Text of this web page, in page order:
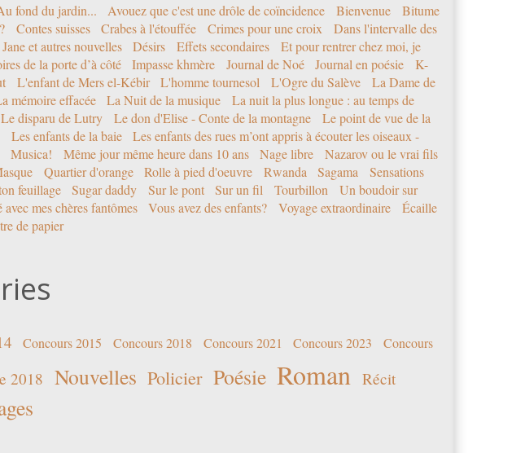
fond du jardin... Avouez que c'est une drôle de coïncidence Bienvenue
Bitume
Contes suisses Crabes à l'étouffée Crimes pour une croix
Dans l'intervalle des
et autres nouvelles Désirs Effets secondaires
Et pour rentrer chez moi, je
de la porte d’à côté Impasse khmère Journal de Noé Journal en poésie
K-
L'enfant de Mers el-Kébir L'homme tournesol L'Ogre du Salève
La Dame de
mémoire effacée La Nuit de la musique
La nuit la plus longue : au temps de
Le disparu de Lutry Le don d'Elise - Conte de la montagne
Le point de vue de la
Les enfants de la baie
Les enfants des rues m’ont appris à écouter les oiseaux -
Musica! Même jour même heure dans 10 ans Nage libre
Nazarov ou le vrai fils
Quartier d'orange Rolle à pied d'oeuvre Rwanda Sagama
Sensations
feuillage Sugar daddy Sur le pont Sur un fil Tourbillon
Un boudoir sur
avec mes chères fantômes Vous avez des enfants? Voyage extraordinaire
Écaille
de papier
Concours 2015 Concours 2018 Concours 2021 Concours 2023 Concours
2018 Nouvelles Policier Poésie Roman Récit